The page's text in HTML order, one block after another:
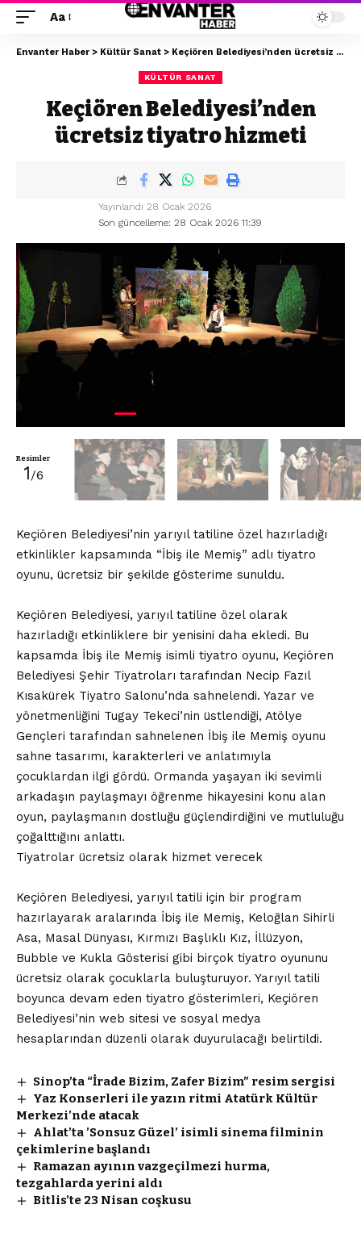
Aa
Envanter Haber > Kültür Sanat > Keçiören Belediyesi’nden ücretsiz tiyatro hizmeti
KÜLTÜR SANAT
Keçiören Belediyesi’nden
ücretsiz tiyatro hizmeti
Son güncelleme: 28 Ocak 2026 11:39
Yayınlandı 28 Ocak 2026
Resimler
1/6
Keçiören Belediyesi’nin yarıyıl tatiline özel hazırladığı
etkinlikler kapsamında “İbiş ile Memiş” adlı tiyatro
oyunu, ücretsiz bir şekilde gösterime sunuldu.
Keçiören Belediyesi, yarıyıl tatiline özel olarak
hazırladığı etkinliklere bir yenisini daha ekledi. Bu
kapsamda İbiş ile Memiş isimli tiyatro oyunu, Keçiören
Belediyesi Şehir Tiyatroları tarafından Necip Fazıl
Kısakürek Tiyatro Salonu’nda sahnelendi. Yazar ve
yönetmenliğini Tugay Tekeci’nin üstlendiği, Atölye
Gençleri tarafından sahnelenen İbiş ile Memiş oyunu
sahne tasarımı, karakterleri ve anlatımıyla
çocuklardan ilgi gördü. Ormanda yaşayan iki sevimli
arkadaşın paylaşmayı öğrenme hikayesini konu alan
oyun, paylaşmanın dostluğu güçlendirdiğini ve mutluluğu
çoğalttığını anlattı.
Tiyatrolar ücretsiz olarak hizmet verecek
Keçiören Belediyesi, yarıyıl tatili için bir program
hazırlayarak aralarında İbiş ile Memiş, Keloğlan Sihirli
Asa, Masal Dünyası, Kırmızı Başlıklı Kız, İllüzyon,
Bubble ve Kukla Gösterisi gibi birçok tiyatro oyununu
ücretsiz olarak çocuklarla buluşturuyor. Yarıyıl tatili
boyunca devam eden tiyatro gösterimleri, Keçiören
Belediyesi’nin web sitesi ve sosyal medya
hesaplarından düzenli olarak duyurulacağı belirtildi.
Sinop’ta “İrade Bizim, Zafer Bizim” resim sergisi
Yaz Konserleri ile yazın ritmi Atatürk Kültür
Merkezi’nde atacak
Ahlat’ta ’Sonsuz Güzel’ isimli sinema filminin
çekimlerine başlandı
Ramazan ayının vazgeçilmezi hurma,
tezgahlarda yerini aldı
Bitlis’te 23 Nisan coşkusu